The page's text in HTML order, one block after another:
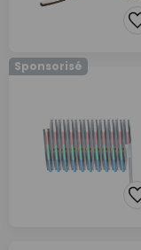
Sponsorisé